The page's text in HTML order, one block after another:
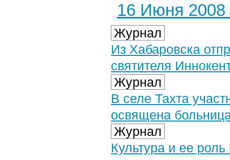
16 Июня 2008
Журнал
Из Хабаровска
святителя
Журнал
В селе Тахта
освящена
Журнал
Культура и ее